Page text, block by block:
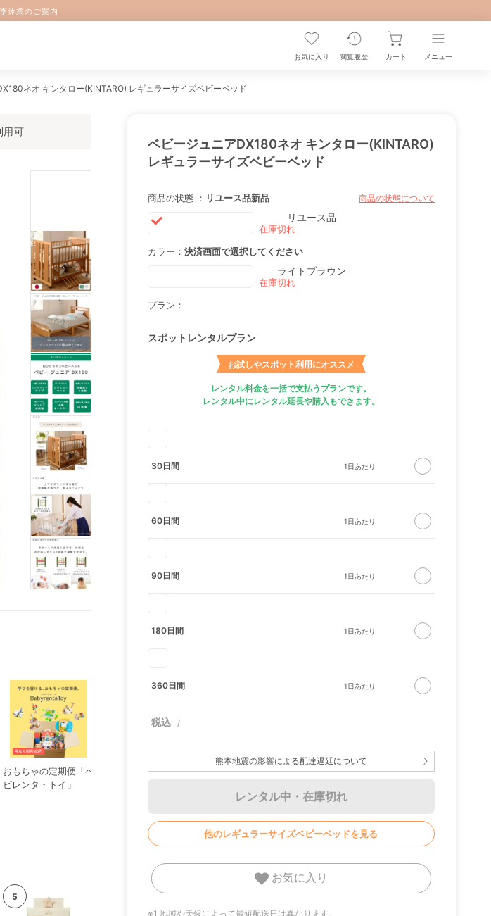
休業のご案内
お気に入り 閲覧履歴 カート メニュー
ネオ キンタロー(KINTARO) レギュラーサイズベビーベッド
用可
ベビージュニアDX180ネオ キンタロー(KINTARO)
レギュラーサイズベビーベッド
商品の状態 ： リユース品新品 商品の状態について
リユース品
カラー： 決済画面で選択してください
ライトブラウン
プラン：
スポットレンタルプラン
お試しやスポット利用にオススメ
レンタル料金を一括で支払うプランです。
レンタル中にレンタル延長や購入もできます。
30日間
60日間
90日間
180日間
360日間
熊本地震の影響による配達遅延について
レンタル中・在庫切れ
他のレギュラーサイズベビーベッドを見る
お気に入り
※1 地域や天候によって最短配送日は異なります。
おもちゃの定期便「ベ
ビレンタ・トイ」
ねくるみ ホワイトラ
ルンバ 105 Combo ロ
CIRCLE ソファ ソリ
バウンサー ブ